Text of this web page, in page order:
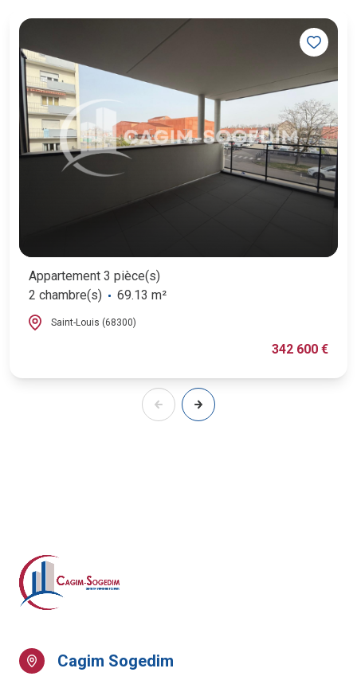
Appartement 3 pièce(s)
2 chambre(s)
69.13 m²
Saint-Louis (68300)
342 600 €
Cagim Sogedim